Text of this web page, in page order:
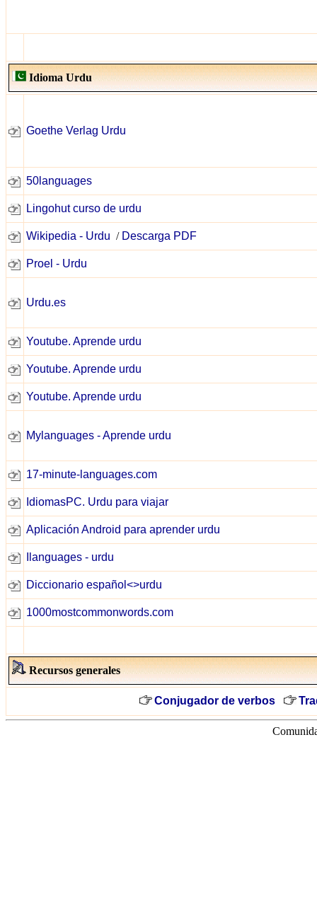
Idioma Urdu
Goethe Verlag Urdu
50languages
Lingohut curso de urdu
Wikipedia - Urdu / Descarga PDF
Proel - Urdu
Urdu.es
Youtube. Aprende urdu
Youtube. Aprende urdu
Youtube. Aprende urdu
Mylanguages - Aprende urdu
17-minute-languages.com
IdiomasPC. Urdu para viajar
Aplicación Android para aprender urdu
Ilanguages - urdu
Diccionario español<>urdu
1000mostcommonwords.com
Recursos generales
Conjugador de verbos